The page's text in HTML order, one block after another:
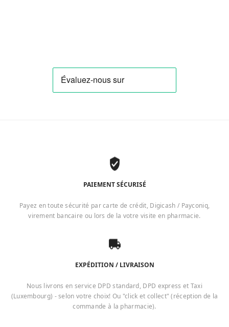
PAIEMENT SÉCURISÉ
Payez en toute sécurité par carte de crédit, Digicash / Payconiq,
virement bancaire ou lors de la votre visite en pharmacie.
EXPÉDITION / LIVRAISON
Nous livrons en service DPD standard, DPD express et Taxi
(Luxembourg) - selon votre choix! Ou "click et collect" (réception de la
commande à la pharmacie).